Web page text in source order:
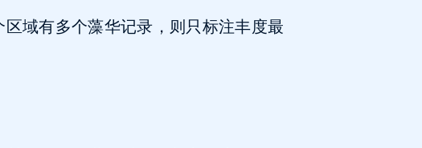
域有多个藻华记录，则只标注丰度最